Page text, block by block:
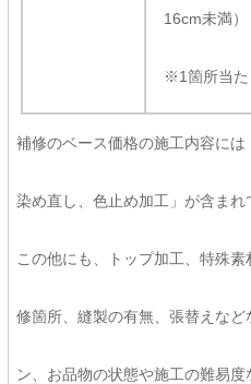
16cm未満）
※1箇所当た
補修のベース価格の施工内容には
染め直し、色止め加工」が含まれ
この他にも、トップ加工、特殊
修箇所、縫製の有無、張替えな
ン、お品物の状態や施工の難易